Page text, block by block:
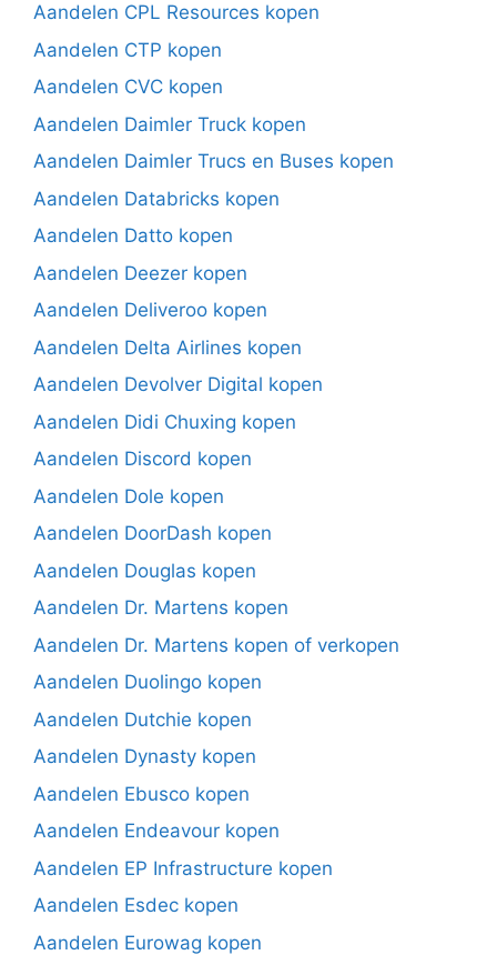
Aandelen CPL Resources kopen
Aandelen CTP kopen
Aandelen CVC kopen
Aandelen Daimler Truck kopen
Aandelen Daimler Trucs en Buses kopen
Aandelen Databricks kopen
Aandelen Datto kopen
Aandelen Deezer kopen
Aandelen Deliveroo kopen
Aandelen Delta Airlines kopen
Aandelen Devolver Digital kopen
Aandelen Didi Chuxing kopen
Aandelen Discord kopen
Aandelen Dole kopen
Aandelen DoorDash kopen
Aandelen Douglas kopen
Aandelen Dr. Martens kopen
Aandelen Dr. Martens kopen of verkopen
Aandelen Duolingo kopen
Aandelen Dutchie kopen
Aandelen Dynasty kopen
Aandelen Ebusco kopen
Aandelen Endeavour kopen
Aandelen EP Infrastructure kopen
Aandelen Esdec kopen
Aandelen Eurowag kopen